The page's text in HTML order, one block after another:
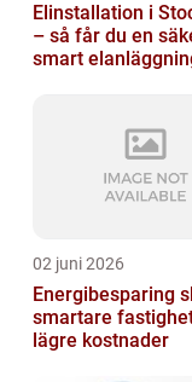
Elinstallation i
– så får du en
smart
02 juni 2026
Energibesparing
smartare
lägre kostnader